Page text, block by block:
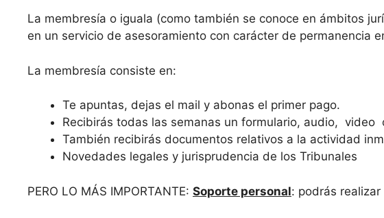
La membresía o iguala (como también se conoce en ámbitos
en un servicio de asesoramiento con carácter de permanencia
La membresía consiste en:
Te apuntas, dejas el mail y abonas el primer pago.
Recibirás todas las semanas un formulario, audio,
También recibirás documentos relativos a la actividad
Novedades legales y jurisprudencia de los Tribunales
PERO LO MÁS IMPORTANTE: Soporte personal: podrás